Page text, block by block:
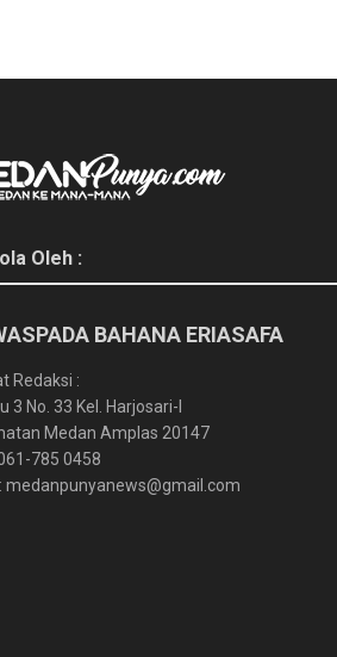
Oleh :
BAHANA ERIASAFA
Redaksi :
3 No. 33 Kel. Harjosari-I
Medan Amplas 20147
785 0458
medanpunyanews@gmail.com